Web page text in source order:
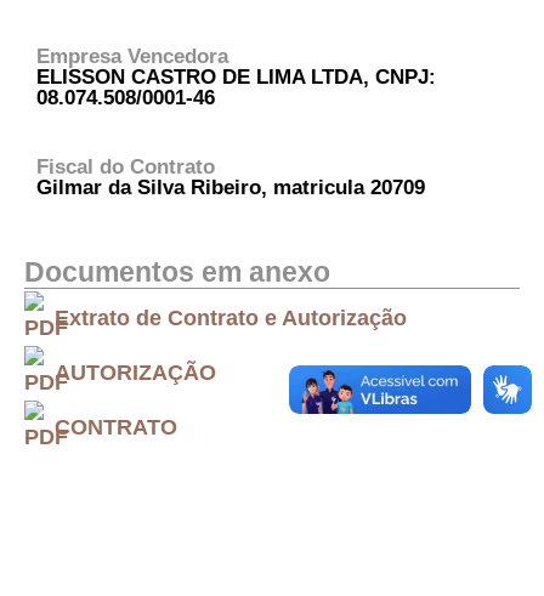
Empresa Vencedora
ELISSON CASTRO DE LIMA LTDA, CNPJ:
08.074.508/0001-46
Fiscal do Contrato
Gilmar da Silva Ribeiro, matricula 20709
Documentos em anexo
Extrato de Contrato e Autorização
AUTORIZAÇÃO
CONTRATO